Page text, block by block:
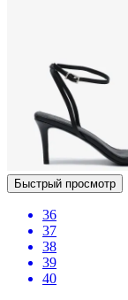
Быстрый просмотр
36
37
38
39
40